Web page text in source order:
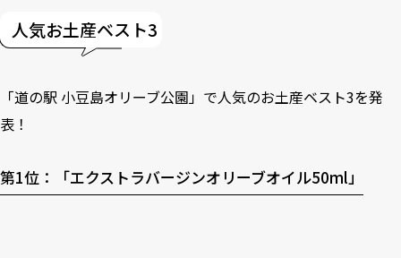
人気お土産ベスト3
「道の駅 小豆島オリーブ公園」で人気のお土産ベスト3を発
表！
第1位：「エクストラバージンオリーブオイル50ml」